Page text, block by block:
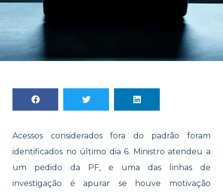
Acessos considerados fora do padrão foram
identificados no último dia 6. Ministro atendeu a
um pedido da PF, e uma das linhas de
investigação é apurar se houve motivação